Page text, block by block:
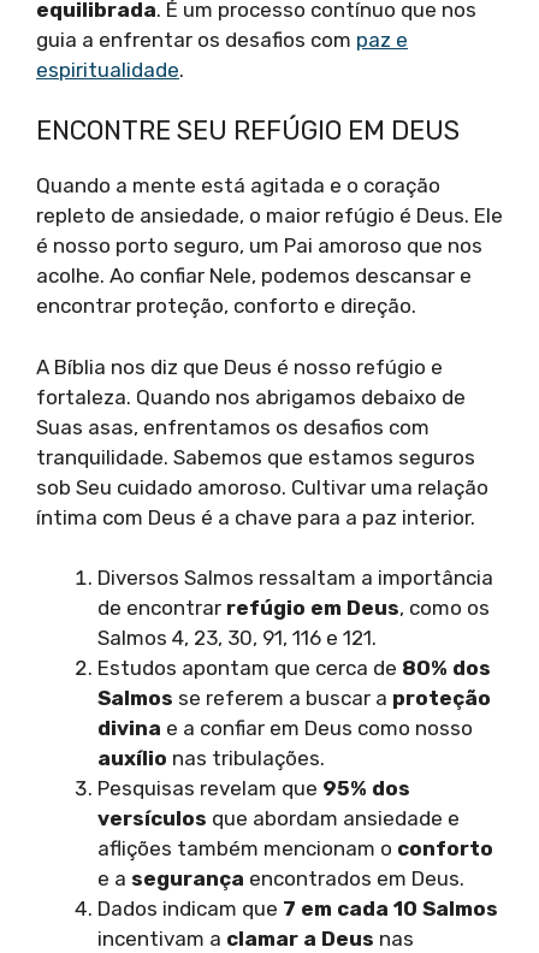
equilibrada. É um processo contínuo que nos
guia a enfrentar os desafios com paz e
espiritualidade.
ENCONTRE SEU REFÚGIO EM DEUS
Quando a mente está agitada e o coração
repleto de ansiedade, o maior refúgio é Deus. Ele
é nosso porto seguro, um Pai amoroso que nos
acolhe. Ao confiar Nele, podemos descansar e
encontrar proteção, conforto e direção.
A Bíblia nos diz que Deus é nosso refúgio e
fortaleza. Quando nos abrigamos debaixo de
Suas asas, enfrentamos os desafios com
tranquilidade. Sabemos que estamos seguros
sob Seu cuidado amoroso. Cultivar uma relação
íntima com Deus é a chave para a paz interior.
Diversos Salmos ressaltam a importância
de encontrar refúgio em Deus, como os
Salmos 4, 23, 30, 91, 116 e 121.
Estudos apontam que cerca de 80% dos
Salmos se referem a buscar a proteção
divina e a confiar em Deus como nosso
auxílio nas tribulações.
Pesquisas revelam que 95% dos
versículos que abordam ansiedade e
aflições também mencionam o conforto
e a segurança encontrados em Deus.
Dados indicam que 7 em cada 10 Salmos
incentivam a clamar a Deus nas